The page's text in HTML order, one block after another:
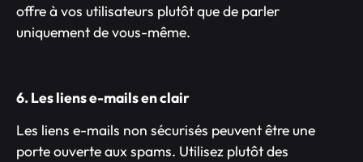
offre à vos utilisateurs plutôt que de parler
uniquement de vous-même.
6. Les liens e-mails en clair
Les liens e-mails non sécurisés peuvent être une
porte ouverte aux spams. Utilisez plutôt des